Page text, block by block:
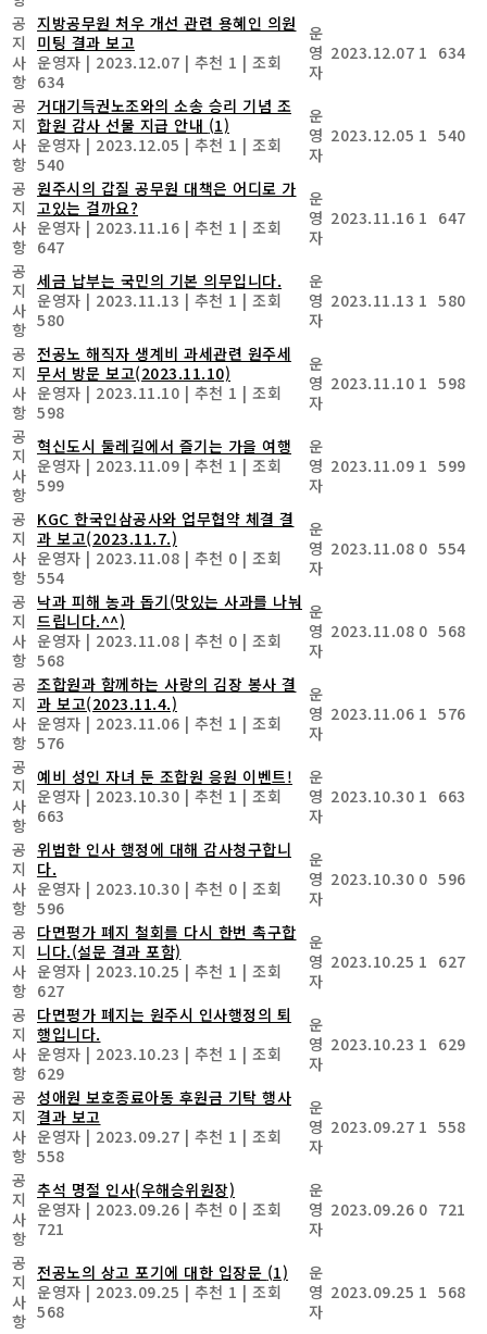
공
지
사
항
지방공무원 처우 개선 관련 용혜인 의원
미팅 결과 보고
운영자 | 2023.12.07 | 추천 1 | 조회
634
운
영
자
2023.12.07 1 634
공
지
사
항
거대기득권노조와의 소송 승리 기념 조
합원 감사 선물 지급 안내 (1)
운영자 | 2023.12.05 | 추천 1 | 조회
540
운
영
자
2023.12.05 1 540
공
지
사
항
원주시의 갑질 공무원 대책은 어디로 가
고있는 걸까요?
운영자 | 2023.11.16 | 추천 1 | 조회
647
운
영
자
2023.11.16 1 647
공
지
사
항
세금 납부는 국민의 기본 의무입니다.
운영자 | 2023.11.13 | 추천 1 | 조회
580
운
영
자
2023.11.13 1 580
공
지
사
항
전공노 해직자 생계비 과세관련 원주세
무서 방문 보고(2023.11.10)
운영자 | 2023.11.10 | 추천 1 | 조회
598
운
영
자
2023.11.10 1 598
공
지
사
항
혁신도시 둘레길에서 즐기는 가을 여행
운영자 | 2023.11.09 | 추천 1 | 조회
599
운
영
자
2023.11.09 1 599
공
지
사
항
KGC 한국인삼공사와 업무협약 체결 결
과 보고(2023.11.7.)
운영자 | 2023.11.08 | 추천 0 | 조회
554
운
영
자
2023.11.08 0 554
공
지
사
항
낙과 피해 농과 돕기(맛있는 사과를 나눠
드립니다.^^)
운영자 | 2023.11.08 | 추천 0 | 조회
568
운
영
자
2023.11.08 0 568
공
지
사
항
조합원과 함께하는 사랑의 김장 봉사 결
과 보고(2023.11.4.)
운영자 | 2023.11.06 | 추천 1 | 조회
576
운
영
자
2023.11.06 1 576
공
지
사
항
예비 성인 자녀 둔 조합원 응원 이벤트!
운영자 | 2023.10.30 | 추천 1 | 조회
663
운
영
자
2023.10.30 1 663
공
지
사
항
위법한 인사 행정에 대해 감사청구합니
다.
운영자 | 2023.10.30 | 추천 0 | 조회
596
운
영
자
2023.10.30 0 596
공
지
사
항
다면평가 폐지 철회를 다시 한번 촉구합
니다.(설문 결과 포함)
운영자 | 2023.10.25 | 추천 1 | 조회
627
운
영
자
2023.10.25 1 627
공
지
사
항
다면평가 폐지는 원주시 인사행정의 퇴
행입니다.
운영자 | 2023.10.23 | 추천 1 | 조회
629
운
영
자
2023.10.23 1 629
공
지
사
항
성애원 보호종료아동 후원금 기탁 행사
결과 보고
운영자 | 2023.09.27 | 추천 1 | 조회
558
운
영
자
2023.09.27 1 558
공
지
사
항
추석 명절 인사(우해승위원장)
운영자 | 2023.09.26 | 추천 0 | 조회
721
운
영
자
2023.09.26 0 721
공
지
사
항
전공노의 상고 포기에 대한 입장문 (1)
운영자 | 2023.09.25 | 추천 1 | 조회
568
운
영
자
2023.09.25 1 568